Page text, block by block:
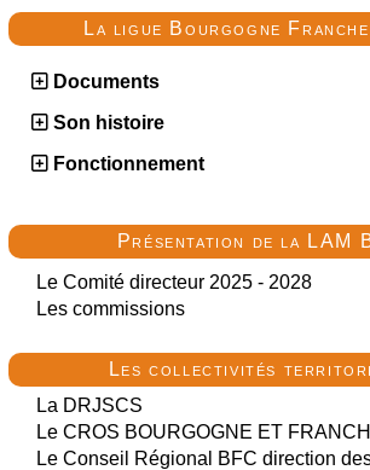
La ligue Bourgogne
Documents
Son histoire
Fonctionnement
Présentation de la LAM
Le Comité directeur 2025 - 2028
Les commissions
Les collectivités
La DRJSCS
Le CROS BOURGOGNE ET
Le Conseil Régional BFC direction